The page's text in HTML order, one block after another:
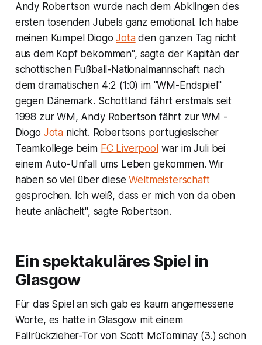
Andy Robertson wurde nach dem Abklingen des
ersten tosenden Jubels ganz emotional. Ich habe
meinen Kumpel DiogoJotaden ganzen Tag nicht
aus dem Kopf bekommen", sagte der Kapitän der
schottischen Fußball-Nationalmannschaft nach
dem dramatischen 4:2 (1:0) im "WM-Endspiel"
gegen Dänemark. Schottland fährt erstmals seit
1998 zur WM, Andy Robertson fährt zur WM -
Diogo Jota nicht. Robertsons portugiesischer
Teamkollege beim FC Liverpool war im Juli bei
einem Auto-Unfall ums Leben gekommen. Wir
haben so viel über dieseWeltmeisterschaft
gesprochen. Ich weiß, dass er mich von da oben
heute anlächelt", sagte Robertson.
Ein spektakuläres Spiel in
Glasgow
Für das Spiel an sich gab es kaum angemessene
Worte, es hatte in Glasgow mit einem
Fallrückzieher-Tor von Scott McTominay (3.) schon